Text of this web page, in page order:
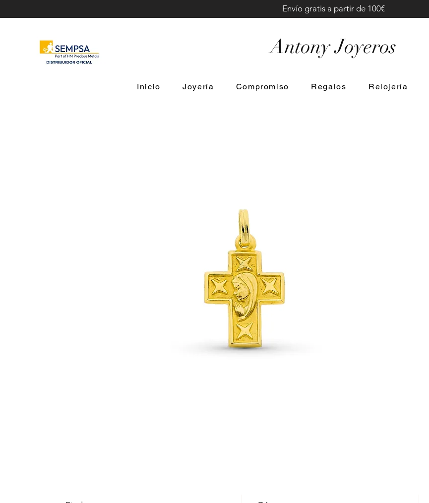
Antony Joyeros
Envío gratis a partir de 100€
Inicio Joyería Compromiso Regalos Relojería